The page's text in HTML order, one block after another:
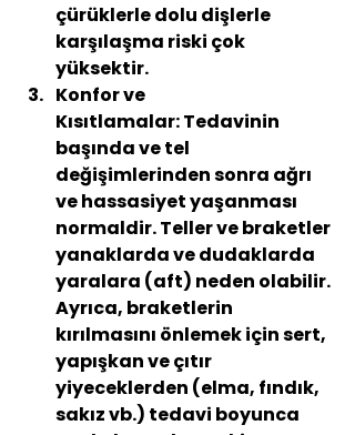
çürüklerle dolu dişlerle
karşılaşma riski çok
yüksektir.
Konfor ve
Kısıtlamalar: Tedavinin
başında ve tel
değişimlerinden sonra ağrı
ve hassasiyet yaşanması
normaldir. Teller ve braketler
yanaklarda ve dudaklarda
yaralara (aft) neden olabilir.
Ayrıca, braketlerin
kırılmasını önlemek için sert,
yapışkan ve çıtır
yiyeceklerden (elma, fındık,
sakız vb.) tedavi boyunca